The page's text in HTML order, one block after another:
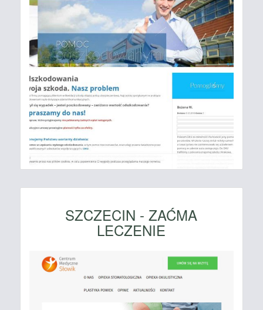
SZCZECIN - ZAĆMA
LECZENIE